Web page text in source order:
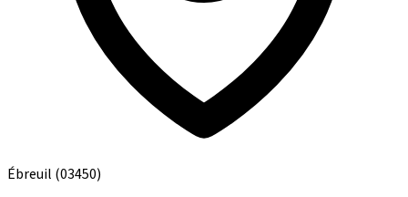
Ébreuil (03450)